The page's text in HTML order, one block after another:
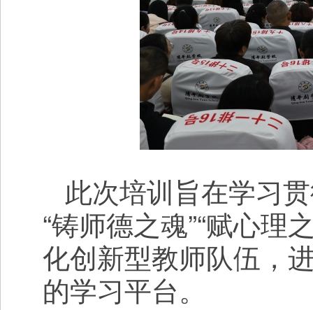
此次培训旨在学习
“铸师德之魂”“赋心理
化创新型教师队伍，
的学习平台。